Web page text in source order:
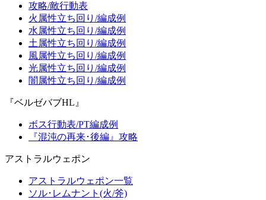
攻略/敵行動表
火属性立ち回り/編成例
水属性立ち回り/編成例
土属性立ち回り/編成例
風属性立ち回り/編成例
光属性立ち回り/編成例
闇属性立ち回り/編成例
『ベルゼバブHL』
ボス行動表/PT編成例
『混沌の再来･後編』攻略
アストラルウェポン
アストラルウェポン一覧
ソル･レムナント(火/斧)